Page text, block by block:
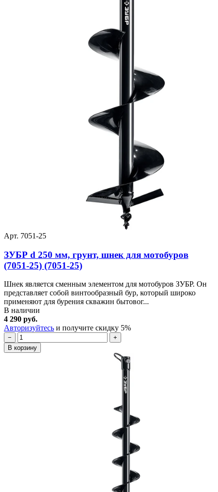
Арт. 7051-25
ЗУБР d 250 мм, грунт, шнек для мотобуров
(7051-25) (7051-25)
Шнек является сменным элементом для мотобуров ЗУБР. Он
представляет собой винтообразный бур, который широко
применяют для бурения скважин бытовог...
В наличии
4 290 руб.
Авторизуйтесь и получите скидку 5%
−
+
В корзину